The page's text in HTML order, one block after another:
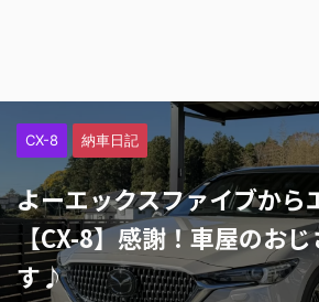
CX-8 納車日記
よーエックスファイブから
【CX-8】感謝！車屋のお
す♪